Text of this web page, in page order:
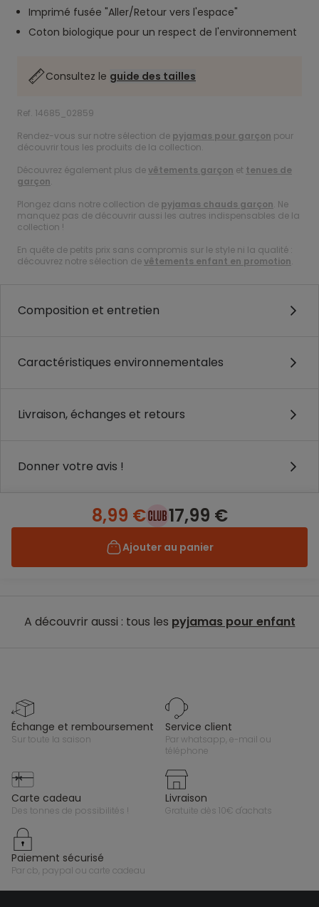
Imprimé fusée "Aller/Retour vers l'espace"
Coton biologique pour un respect de l'environnement
Consultez le guide des tailles
Ref. 14685_02859
Rendez-vous sur notre sélection de pyjamas pour garçon pour
découvrir tous les produits de la collection.
Découvrez également plus devêtements garçon et tenues de
garçon.
Plongez dans notre collection de pyjamas chauds garçon. Ne
manquez pas de découvrir aussi les autres indispensables de la
collection !
En quête de petits prix sans compromis sur le style ni la qualité :
découvrez notre sélection devêtements enfant en promotion.
Composition et entretien
Caractéristiques environnementales
Livraison, échanges et retours
Donner votre avis !
8,99 € 17,99 €
Ajouter au panier
A découvrir aussi : tous les pyjamas pour enfant
échange et remboursement
sur toute la saison
service client
par whatsapp, e-mail ou
téléphone
carte cadeau
des tonnes de possibilités !
livraison
gratuite dès 10€ d'achats
paiement sécurisé
par cb, paypal ou carte cadeau